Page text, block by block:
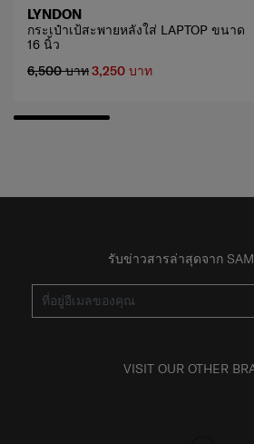
LYNDON
กระเป๋าเป้สะพายหลังใส่ LAPTOP ขนาด
16 นิ้ว
6,500 บาท3,250 บาท
รับข่าวสารล่าสุดจาก
VISIT OUR OTHER